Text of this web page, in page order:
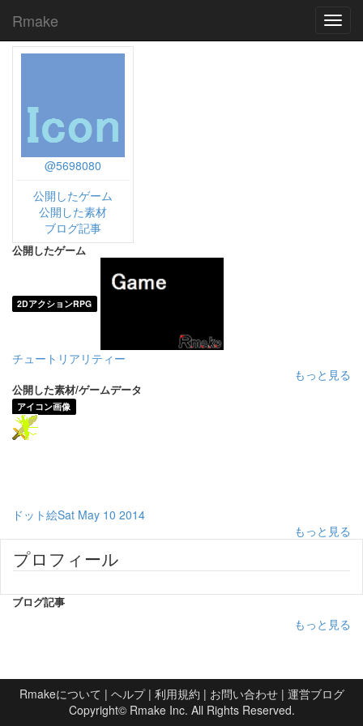
Rmake
@5698080
公開したゲーム
公開した素材
ブログ記事
公開したゲーム
2DアクションRPG
チュートリアリティー
もっと見る
公開した素材/ゲームデータ
アイコン画像
ドット絵Sat May 10 2014
もっと見る
プロフィール
ブログ記事
もっと見る
Rmakeについて | ヘルプ| 利用規約 | お問い合わせ| 運営ブログ
Copyright© Rmake Inc. All Rights Reserved.